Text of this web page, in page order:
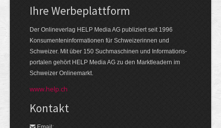
Ihre Werbeplattform
Der Onlineverlag HELP Media AG publiziert seit 1996
Konsumenten­informationen für Schweizerinnen und
Schweizer. Mit über 150 Suchmaschinen und Informations­
portalen gehört HELP Media AG zu den Markt­leadern im
Schweizer Onlinemarkt.
www.help.ch
Kontakt